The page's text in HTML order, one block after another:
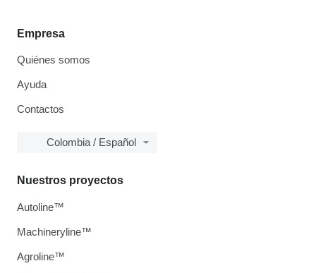
Empresa
Quiénes somos
Ayuda
Contactos
Colombia / Español
Nuestros proyectos
Autoline™
Machineryline™
Agroline™